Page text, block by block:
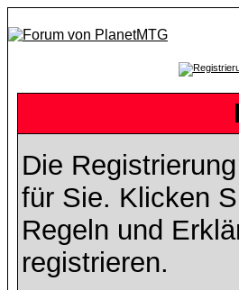
Die
für Sie. Klicken
Regeln und
registrieren.